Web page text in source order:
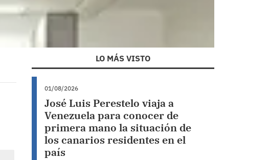
LO MÁS VISTO
01/08/2026
José Luis Perestelo viaja a
Venezuela para conocer de
primera mano la situación de
los canarios residentes en el
país